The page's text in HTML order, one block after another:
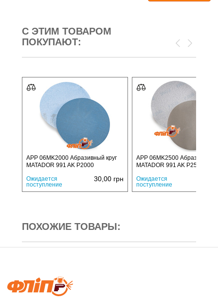
С ЭТИМ ТОВАРОМ
ПОКУПАЮТ:
APP 06MK2000 Абразивный круг
MATADOR 991 AK P2000
Ожидается
поступление
30,00 грн
APP 06MK2500 Абразивный
MATADOR 991 AK P2500
Ожидается
поступление
ПОХОЖИЕ ТОВАРЫ: